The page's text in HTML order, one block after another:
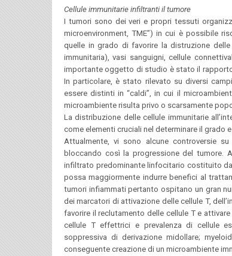
Cellule immunitarie infiltranti il tumore
I tumori sono dei veri e propri tessuti
microenvironment, TME”) in cui è possibile
quelle in grado di favorire la distruzione
immunitaria), vasi sanguigni, cellule
importante oggetto di studio è stato il
In particolare, è stato rilevato su diversi
essere distinti in “caldi”, in cui il
microambiente risulta privo o scarsamente
La distribuzione delle cellule immunitarie
come elementi cruciali nel determinare il grado
Attualmente, vi sono alcune controversie
bloccando così la progressione del tumore.
infiltrato predominante linfocitario costituito da
possa maggiormente indurre benefici al
tumori infiammati pertanto ospitano un gran
dei marcatori di attivazione delle cellule T,
favorire il reclutamento delle cellule T e
cellule T effettrici e prevalenza di cellule
soppressiva di derivazione midollare;
conseguente creazione di un microambiente